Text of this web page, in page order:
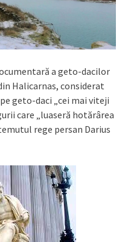
a geto-dacilor
Halicarnas, considerat
geto-daci „cei mai viteji
care „luaseră hotărârea
rege persan Darius